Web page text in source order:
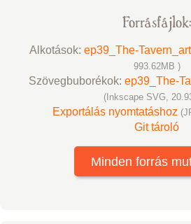
Forrásfájlok:
Alkotások: ep39_The-
993.62MB )
Szövegbuborékok: ep39_The-
(Inkscape SVG,
Exportálás nyomtatáshoz
Git tároló
Minden forrás